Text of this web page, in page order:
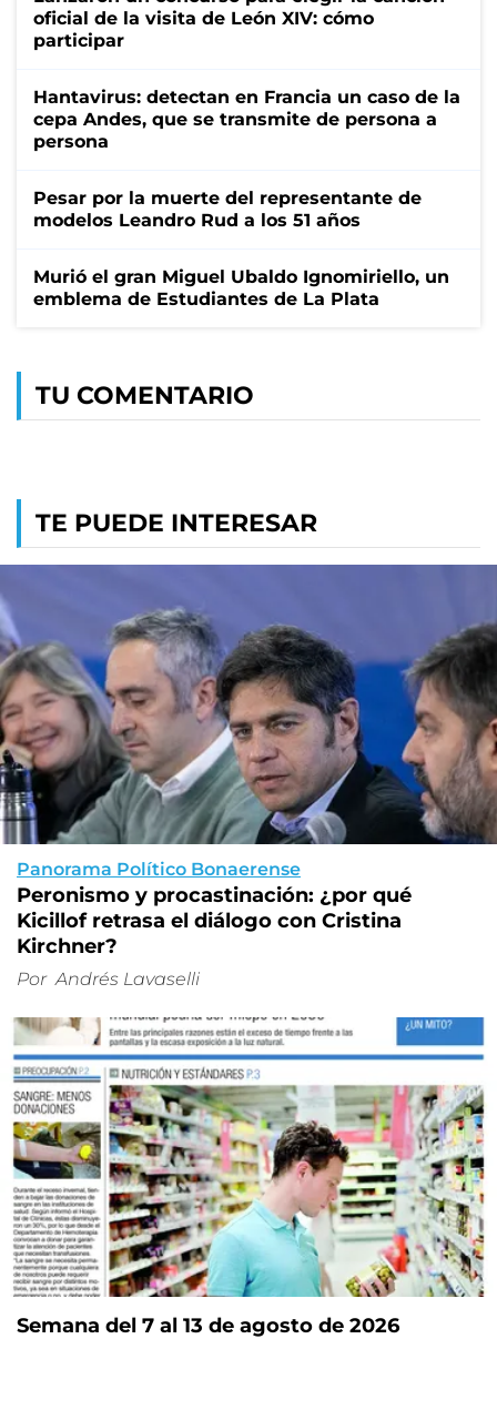
oficial de la visita de León XIV: cómo
participar
Hantavirus: detectan en Francia un caso de la
cepa Andes, que se transmite de persona a
persona
Pesar por la muerte del representante de
modelos Leandro Rud a los 51 años
Murió el gran Miguel Ubaldo Ignomiriello, un
emblema de Estudiantes de La Plata
TU COMENTARIO
TE PUEDE INTERESAR
Panorama Político Bonaerense
Peronismo y procastinación: ¿por qué
Kicillof retrasa el diálogo con Cristina
Kirchner?
Por Andrés Lavaselli
Semana del 7 al 13 de agosto de 2026